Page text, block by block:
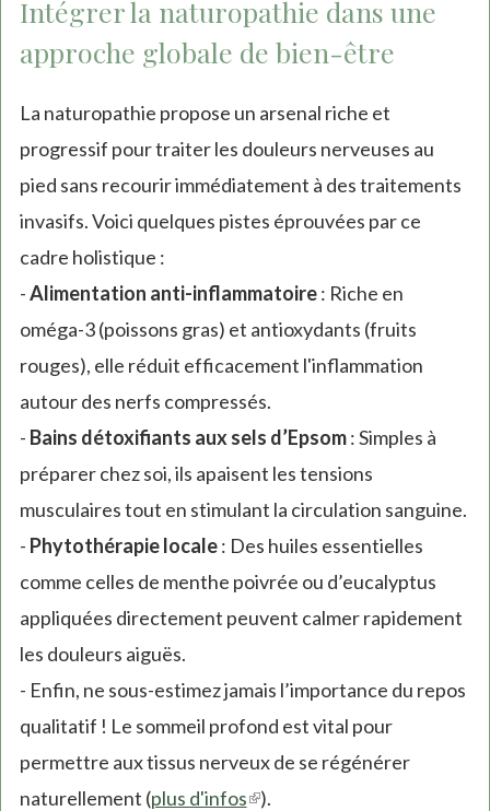
Intégrer la naturopathie dans une
approche globale de bien-être
La naturopathie propose un arsenal riche et
progressif pour traiter les douleurs nerveuses au
pied sans recourir immédiatement à des traitements
invasifs. Voici quelques pistes éprouvées par ce
cadre holistique :
-Alimentation anti-inflammatoire: Riche en
oméga-3 (poissons gras) et antioxydants (fruits
rouges), elle réduit efficacement l'inflammation
autour des nerfs compressés.
- Bains détoxifiants aux sels d’Epsom: Simples à
préparer chez soi, ils apaisent les tensions
musculaires tout en stimulant la circulation sanguine.
- Phytothérapie locale: Des huiles essentielles
comme celles de menthe poivrée ou d’eucalyptus
appliquées directement peuvent calmer rapidement
les douleurs aiguës.
- Enfin, ne sous-estimez jamais l’importance du repos
qualitatif ! Le sommeil profond est vital pour
permettre aux tissus nerveux de se régénérer
naturellement (plus d'infos(link
).